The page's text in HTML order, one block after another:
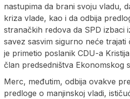
nastupima da brani svoju vladu,
kriza vlade, kao i da odbija
stranačkih redova da SPD izbaci
savez sasvim sigurno neće trajati
je primetio poslanik CDU-a
član predsedništva Ekonomskog
Merc, međutim, odbija ovakve
predloge o manjinskoj vladi,